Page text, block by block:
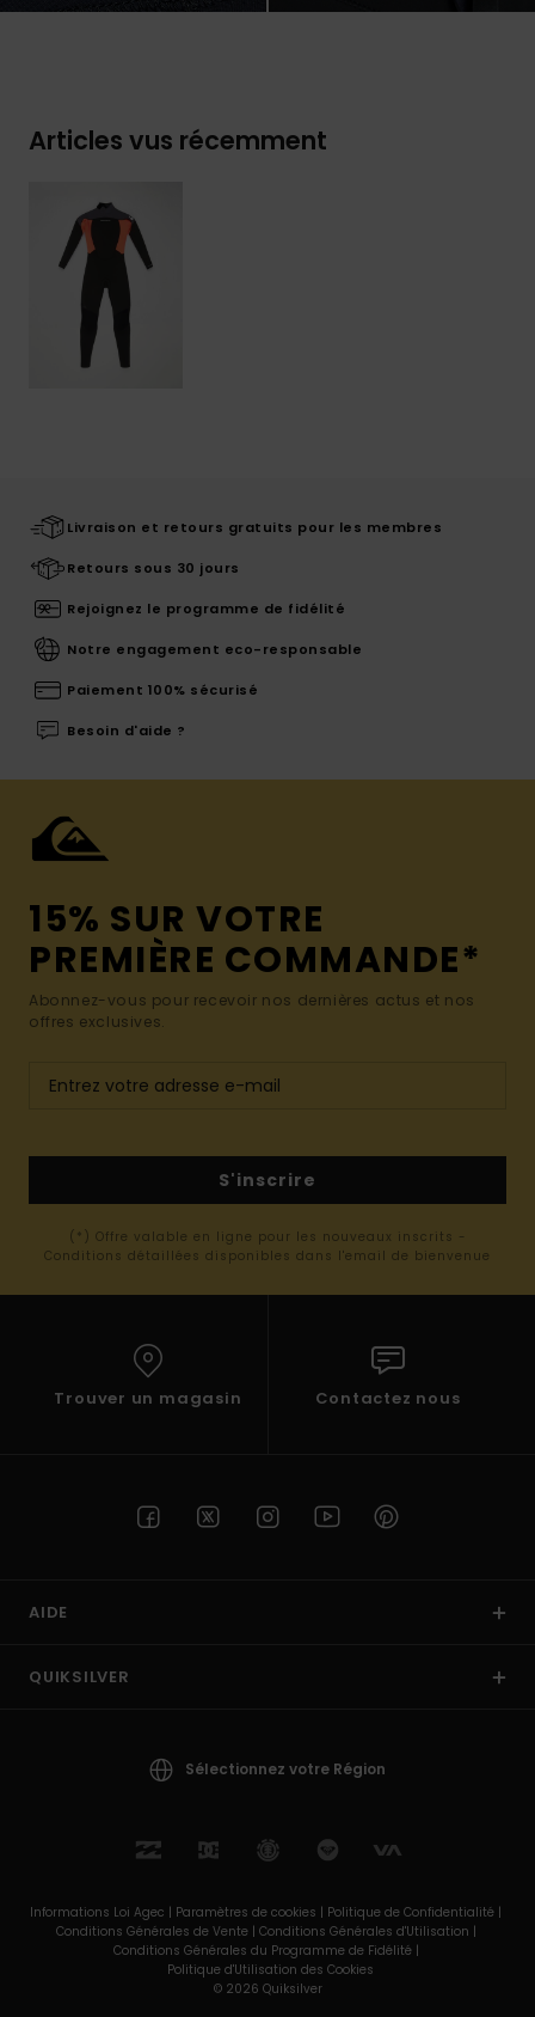
Articles vus récemment
Livraison et retours gratuits pour les membres
Retours sous 30 jours
Rejoignez le programme de fidélité
Notre engagement eco-responsable
Paiement 100% sécurisé
Besoin d'aide ?
15% SUR VOTRE
PREMIÈRE COMMANDE*
Abonnez-vous pour recevoir nos dernières actus et nos
offres exclusives.
S'inscrire
(*) Offre valable en ligne pour les nouveaux inscrits -
Conditions détaillées disponibles dans l'email de bienvenue
Trouver un magasin Contactez nous
AIDE
QUIKSILVER
Sélectionnez votre Région
Informations Loi Agec | Paramètres de cookies | Politique de Confidentialité |
Conditions Générales de Vente | Conditions Générales d'Utilisation |
Conditions Générales du Programme de Fidélité |
Politique d'Utilisation des Cookies
© 2026 Quiksilver